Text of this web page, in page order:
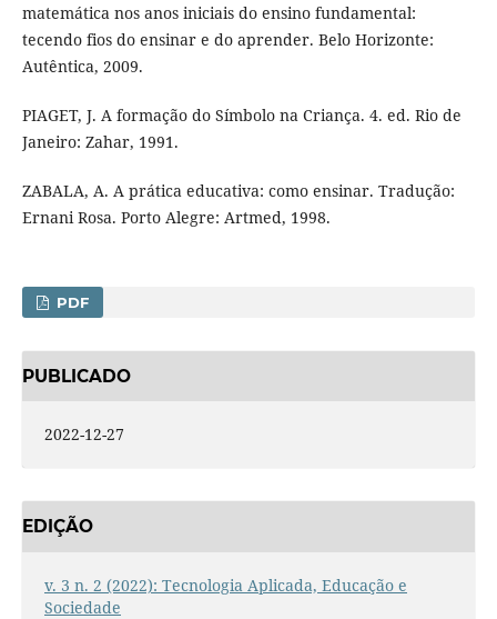
matemática nos anos iniciais do ensino fundamental:
tecendo fios do ensinar e do aprender. Belo Horizonte:
Autêntica, 2009.
PIAGET, J. A formação do Símbolo na Criança. 4. ed. Rio de
Janeiro: Zahar, 1991.
ZABALA, A. A prática educativa: como ensinar. Tradução:
Ernani Rosa. Porto Alegre: Artmed, 1998.
PDF
PUBLICADO
2022-12-27
EDIÇÃO
v. 3 n. 2 (2022): Tecnologia Aplicada, Educação e
Sociedade